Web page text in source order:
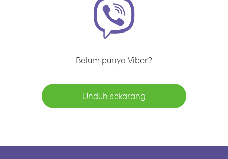
Belum punya Viber?
Unduh sekarang